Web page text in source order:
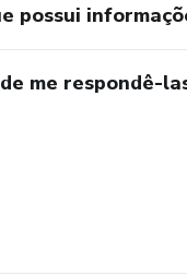
possui
me respondê-